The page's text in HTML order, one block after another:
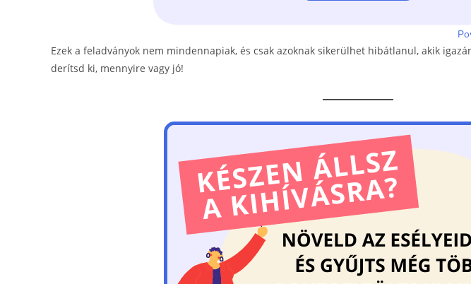
Ezek a feladványok nem mindennapiak, és csak azoknak sikerülhet hibátlanul, akik
derítsd ki, mennyire vagy jó!